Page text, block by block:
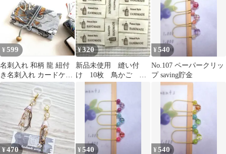
¥ 599
名刺入れ 和柄 龍 紐付
き名刺入れ カードケー
ス 印鑑ケース マルチケ
ース
¥320
新品未使用 縫い付
け 10枚 鳥かご ナ
チュラル 布タグ ハ
ンドメイドタグ
¥540
No.107 ペーパークリッ
プ saving貯金
¥470 ¥540 ¥540